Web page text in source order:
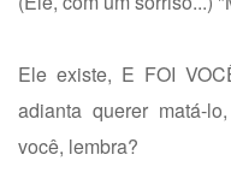
Ele existe, E FOI
adianta querer matá-
você, lembra?